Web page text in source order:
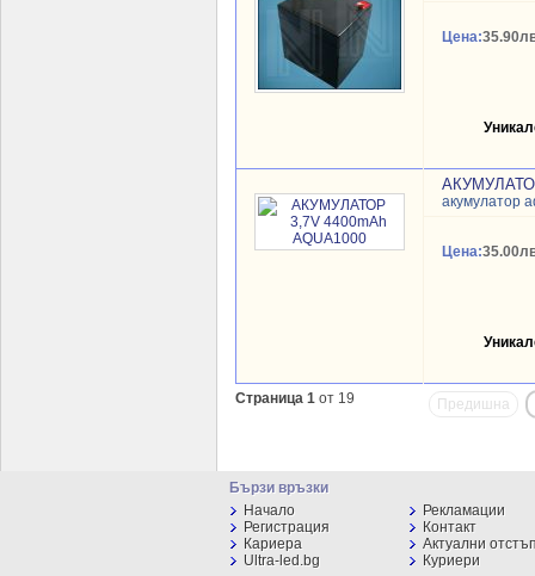
Цена:
акумулатор
Цена:
Предишна
Страница 1 от 19
Бързи връзки
Начало
Рекламации
Регистрация
Контакт
Кариера
Актуални
Ultra-led.bg
Куриери